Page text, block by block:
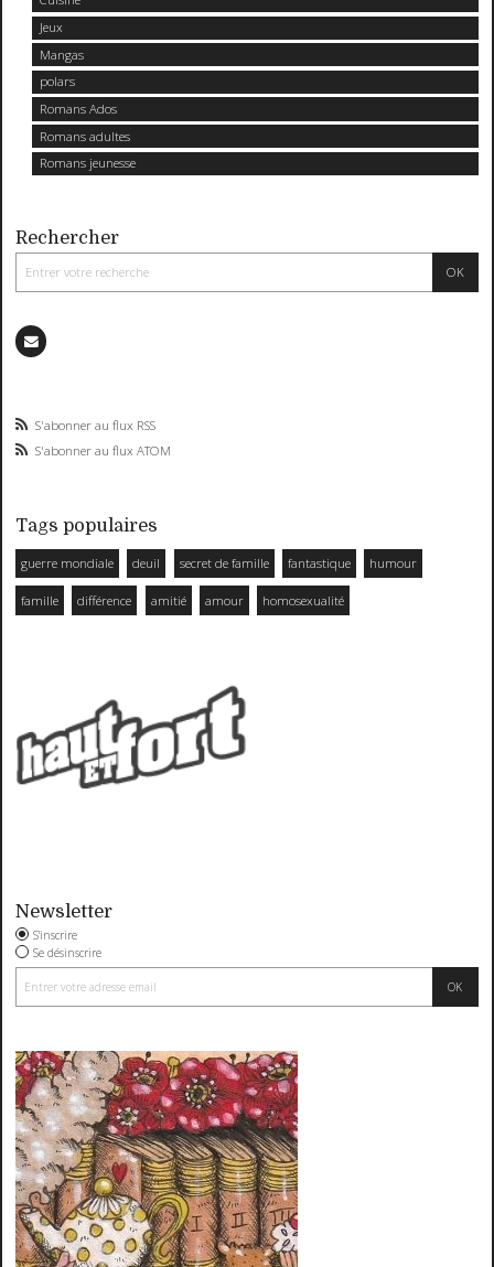
Jeux
Mangas
polars
Romans Ados
Romans adultes
Romans jeunesse
Rechercher
S'abonner au flux RSS
S'abonner au flux ATOM
Tags populaires
guerre mondiale deuil secret de famille fantastique humour
famille différence amitié amour homosexualité
Newsletter
S'inscrire
Se désinscrire